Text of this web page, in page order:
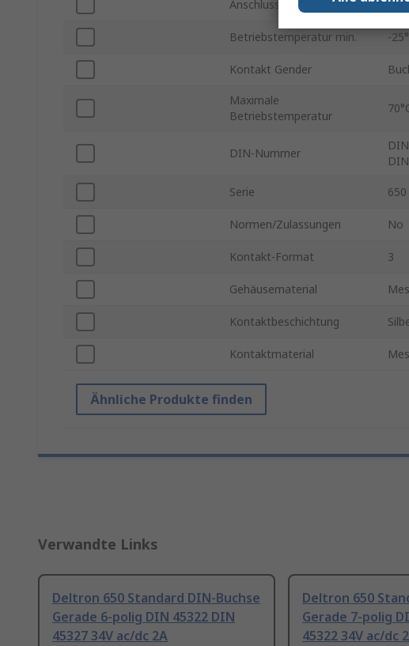
Anschlusstyp Lot
Betriebstemperatur min. -
Kontakt Gender
Maximale
Betriebstemperatur
DIN-Nummer
Serie 650
Normen/Zulassungen No
Kontakt-Format 3
Gehäusematerial
Kontaktbeschichtung
Kontaktmaterial
Ähnliche Produkte finden
Verwandte Links
Deltron 650 Standard DIN-Buchse
Gerade 6-polig DIN 45322 DIN
45327 34V ac/dc 2A
Deltron 650
Gerade 7-polig
45322 34V ac/dc